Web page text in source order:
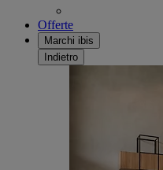
Offerte
Marchi ibis
Indietro